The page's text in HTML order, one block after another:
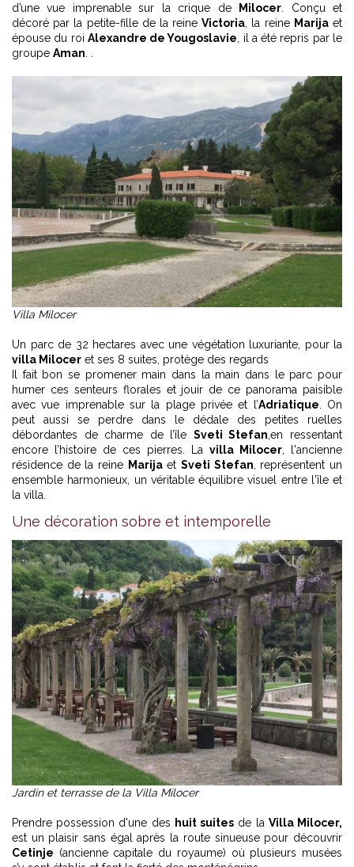
d’une vue imprenable sur la crique de Milocer . Conçu et
décoré par la petite-fille de la reineVictoria , la reine Marijaet
épouse du roi Alexandre de Yougoslavie , il a été repris par le
groupe Aman
Villa Milocer
Un parc de 32 hectares avec une végétation luxuriante, pour la
villa Milocer et ses 8 suites, protège des regards
Il fait bon se promener main dans la main dans le parc pour
humer ces senteurs florales et jouir de ce panorama paisible
avec vue imprenable sur la plage privée et l’Adriatique . On
peut aussi se perdre dans le dédale des petites ruelles
débordantes de charme de l’île Sveti Stefan ,en ressentant
encore l’histoire de ces pierres. La villa Milocer , l'ancienne
résidence de la reine MarijaetSveti Stefan , représentent un
ensemble harmonieux, un véritable équilibre visuel entre l'île et
la villa.
Une décoration sobre et intemporelle
Jardin et terrasse de la Villa Milocer
Prendre possession d'une des huit suites de la Villa Milocer,
est un plaisir sans égal après la route sinueuse pour découvrir
Cetinje (ancienne capitale du royaume) où plusieurs musées